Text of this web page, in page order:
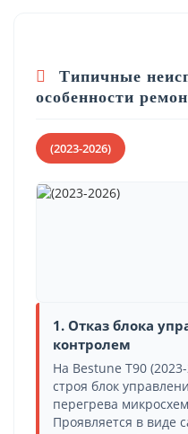
Типичные
особенности
(2023-2026)
1. Отказ блока
контролем
На Bestune T90
строя блок
перегрева
Проявляется в виде